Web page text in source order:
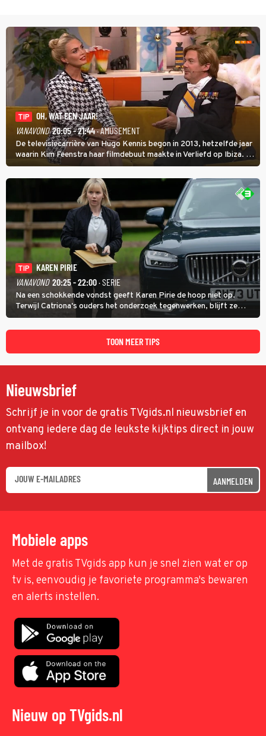
TIP
OH, WAT EEN JAAR!
VANAVOND 20:05 - 21:44· AMUSEMENT
De televisiecarrière van Hugo Kennis begon in 2013, hetzelfde jaar
waarin Kim Feenstra haar filmdebuut maakte in Verliefd op Ibiza. In
Oh, Wat een Jaar! wordt duidelijk wat ze nog meer weten van het
jaar waarin ze allebei eindtwintigers waren.
TIP
KAREN PIRIE
VANAVOND 20:25 - 22:00· SERIE
Na een schokkende vondst geeft Karen Pirie de hoop niet op.
Terwijl Catriona's ouders het onderzoek tegenwerken, blijft ze
speuren naar Adam. In deze slotaflevering van Karen Pirie leidt het
spoor via Frankrijk en Italië naar Malta.
TOON MEER TIPS
Nieuwsbrief
Schrijf je in voor de gratis TVgids.nl nieuwsbrief en
ontvang iedere dag de leukste kijktips direct in jouw
mailbox!
AANMELDEN
Mobiele apps
Met de gratis TVgids app kun je snel zien wat er op
tv is, eenvoudig je favoriete programma's bewaren
en alerts instellen.
Nieuw op TVgids.nl